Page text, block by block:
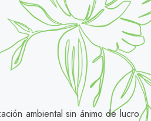
ambiental sin ánimo de lucro